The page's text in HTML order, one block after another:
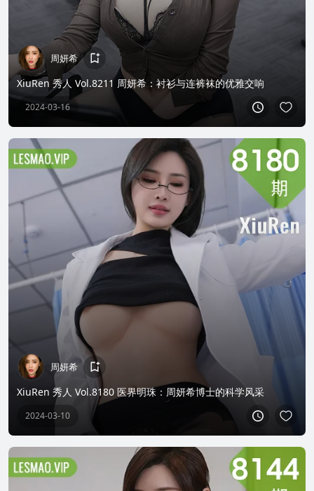
周妍希
XiuRen 秀人 Vol.8211 周妍希：衬衫与连裤袜的优雅交响
2024-03-16
周妍希
XiuRen 秀人 Vol.8180 医界明珠：周妍希博士的科学风采
2024-03-10